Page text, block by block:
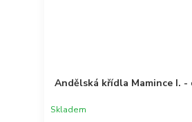
Andělská křídla Mamince I. -
Skladem